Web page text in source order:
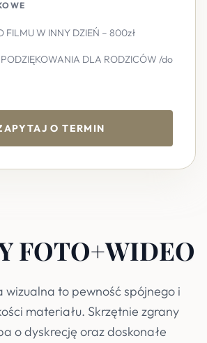
FILMU W INNY DZIEŃ – 800zł
DLA RODZICÓW /do
O TERMIN
FOTO+WIDEO
wizualna to pewność spójnego i
materiału. Skrzętnie zgrany
o dyskrecję oraz doskonałe